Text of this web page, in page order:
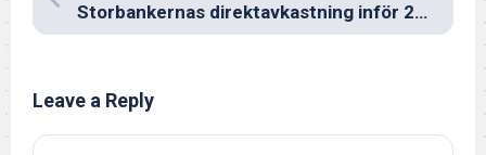
Storbankernas direktavkastning inför 2023
Leave a Reply